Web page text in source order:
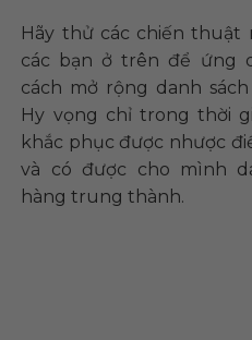
Hãy thử các chiến thuật
các bạn ở trên để ứng
cách mở rộng danh
Hy vọng chỉ trong thời
khắc phục được nhược
và có được cho mình
hàng trung thành.